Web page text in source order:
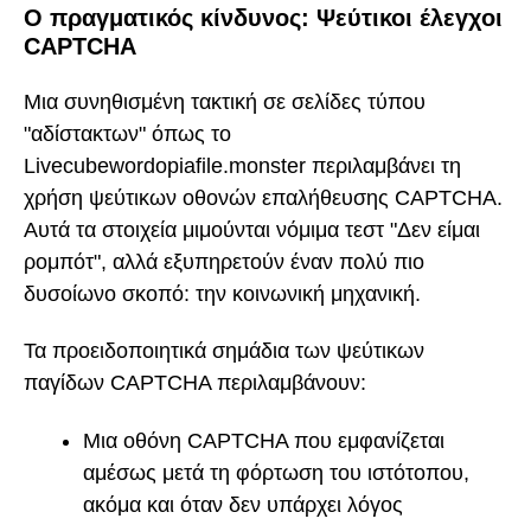
Ο πραγματικός κίνδυνος: Ψεύτικοι έλεγχοι
CAPTCHA
Μια συνηθισμένη τακτική σε σελίδες τύπου
"αδίστακτων" όπως το
Livecubewordopiafile.monster περιλαμβάνει τη
χρήση ψεύτικων οθονών επαλήθευσης CAPTCHA.
Αυτά τα στοιχεία μιμούνται νόμιμα τεστ "Δεν είμαι
ρομπότ", αλλά εξυπηρετούν έναν πολύ πιο
δυσοίωνο σκοπό: την κοινωνική μηχανική.
Τα προειδοποιητικά σημάδια των ψεύτικων
παγίδων CAPTCHA περιλαμβάνουν:
Μια οθόνη CAPTCHA που εμφανίζεται
αμέσως μετά τη φόρτωση του ιστότοπου,
ακόμα και όταν δεν υπάρχει λόγος